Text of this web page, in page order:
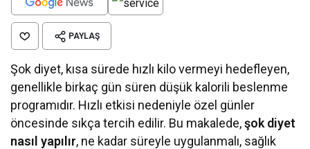
PAYLAŞ
Şok diyet, kısa sürede hızlı kilo vermeyi hedefleyen,
genellikle birkaç gün süren düşük kalorili beslenme
programıdır. Hızlı etkisi nedeniyle özel günler
öncesinde sıkça tercih edilir. Bu makalede,şok diyet
nasıl yapılır, ne kadar süreyle uygulanmalı, sağlık